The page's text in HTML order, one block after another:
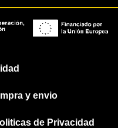
y envio
de Privacidad